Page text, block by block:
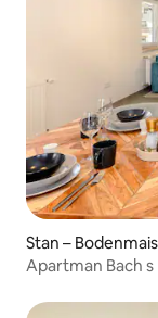
Stan – Bodenmais
Apartman Bach s